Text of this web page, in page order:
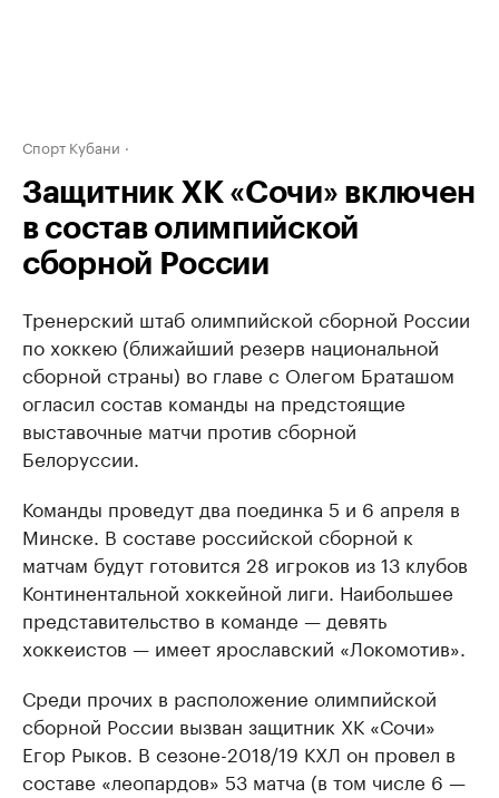
Спорт Кубани
Защитник ХК «Сочи» включен
в состав олимпийской
сборной России
Тренерский штаб олимпийской сборной России
по хоккею (ближайший резерв национальной
сборной страны) во главе с Олегом Браташом
огласил состав команды на предстоящие
выставочные матчи против сборной
Белоруссии.
Команды проведут два поединка 5 и 6 апреля в
Минске. В составе российской сборной к
матчам будут готовится 28 игроков из 13 клубов
Континентальной хоккейной лиги. Наибольшее
представительство в команде — девять
хоккеистов — имеет ярославский «Локомотив».
Среди прочих в расположение олимпийской
сборной России вызван защитник ХК «Сочи»
Егор Рыков. В сезоне-2018/19 КХЛ он провел в
составе «леопардов» 53 матча (в том числе 6 —